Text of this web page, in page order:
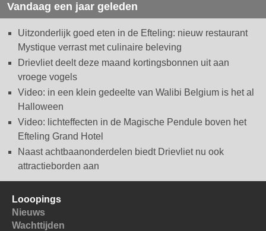
Vandaag een jaar geleden
Uitzonderlijk goed eten in de Efteling: nieuw restaurant
Mystique verrast met culinaire beleving
Drievliet deelt deze maand kortingsbonnen uit aan
vroege vogels
Video: in een klein gedeelte van Walibi Belgium is het al
Halloween
Video: lichteffecten in de Magische Pendule boven het
Efteling Grand Hotel
Naast achtbaanonderdelen biedt Drievliet nu ook
attractieborden aan
Looopings
Nieuws
Wachttijden